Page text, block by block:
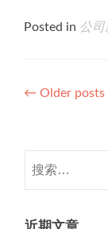
Posted in 公司
Posts
← Older posts
索：